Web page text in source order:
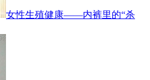
女性生殖健康——内裤里的“杀